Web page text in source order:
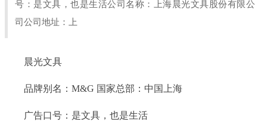
号：是文具，也是生活公司名称：上海晨光文具股份有限公
司公司地址：上
晨光文具
品牌别名：M&G 国家总部：中国上海
广告口号：是文具，也是生活